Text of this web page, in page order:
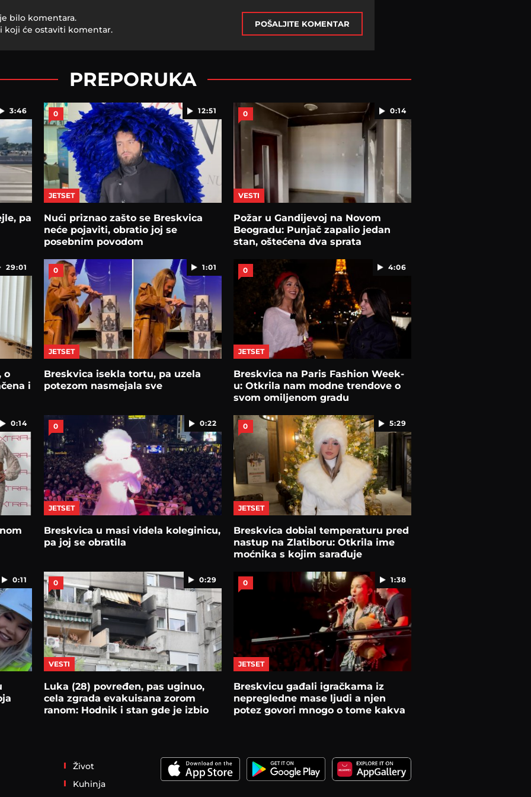
bilo komentara.
koji će ostaviti komentar.
POŠALJITE KOMENTAR
PREPORUKA
3:46
pa
12:51
0
JETSET
Nući priznao zašto se Breskvica
neće pojaviti, obratio joj se
posebnim povodom
0:14
0
VESTI
Požar u Gandijevoj na Novom
Beogradu: Punjač zapalio jedan
stan, oštećena dva sprata
29:01
o
i
1:01
0
JETSET
Breskvica isekla tortu, pa uzela
potezom nasmejala sve
4:06
0
JETSET
Breskvica na Paris Fashion Week-
u: Otkrila nam modne trendove o
svom omiljenom gradu
0:14 0:22
0
JETSET
Breskvica u masi videla koleginicu,
pa joj se obratila
5:29
0
JETSET
Breskvica dobial temperaturu pred
nastup na Zlatiboru: Otkrila ime
moćnika s kojim sarađuje
0:11 0:29
0
VESTI
Luka (28) povređen, pas uginuo,
cela zgrada evakuisana zorom
ranom: Hodnik i stan gde je izbio
1:38
0
JETSET
Breskvicu gađali igračkama iz
nepregledne mase ljudi a njen
potez govori mnogo o tome kakva
Život
Kuhinja